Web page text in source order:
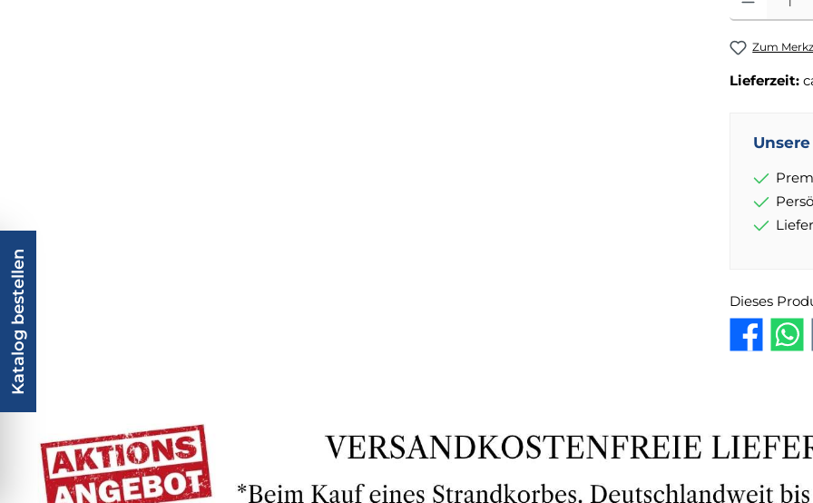
Zum
Lieferzeit:
Dieses
Katalog bestellen